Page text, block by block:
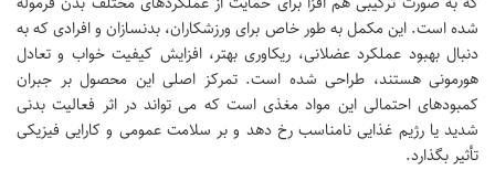
شده است. این مکمل به طور خاص برای ورزشکاران، بدنسازان و افرادی که به
دنبال بهبود عملکرد عضلانی، ریکاوری بهتر، افزایش کیفیت خواب و تعادل
هورمونی هستند، طراحی شده است. تمرکز اصلی این محصول بر جبران
کمبودهای احتمالی این مواد مغذی است که می تواند در اثر فعالیت بدنی
شدید یا رژیم غذایی نامناسب رخ دهد و بر سلامت عمومی و کارایی فیزیکی
تأثیر بگذارد.